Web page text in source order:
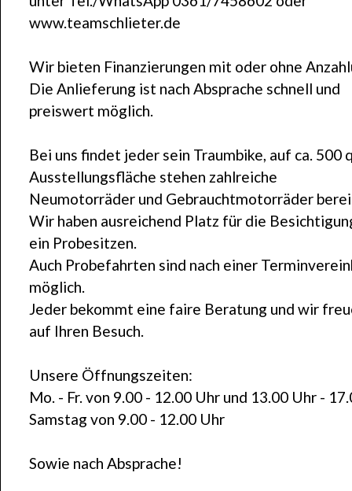
www.teamschlieter.de
Wir bieten Finanzierungen mit oder ohne
Die Anlieferung ist nach Absprache schnell und
preiswert möglich.
Bei uns findet jeder sein Traumbike, auf ca. 500
Ausstellungsfläche stehen zahlreiche
Neumotorräder und Gebrauchtmotorräder
Wir haben ausreichend Platz für die
ein Probesitzen.
Auch Probefahrten sind nach einer
möglich.
Jeder bekommt eine faire Beratung und wir
auf Ihren Besuch.
Unsere Öffnungszeiten:
Mo. - Fr. von 9.00 - 12.00 Uhr und 13.00 Uhr -
Samstag von 9.00 - 12.00 Uhr
Sowie nach Absprache!